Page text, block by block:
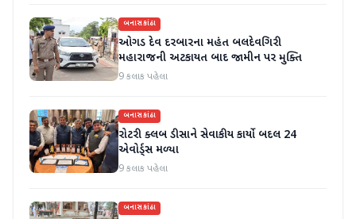
બનાસકાંઠા
ઓગડ દેવ દરબારના મહંત બલદેવગિરી
મહારાજની અટકાયત બાદ જામીન પર મુક્તિ
9 કલાક પહેલા
બનાસકાંઠા
રોટરી ક્લબ ડીસાને સેવાકીય કાર્યો બદલ 24
એવોર્ડ્સ મળ્યા
9 કલાક પહેલા
બનાસકાંઠા